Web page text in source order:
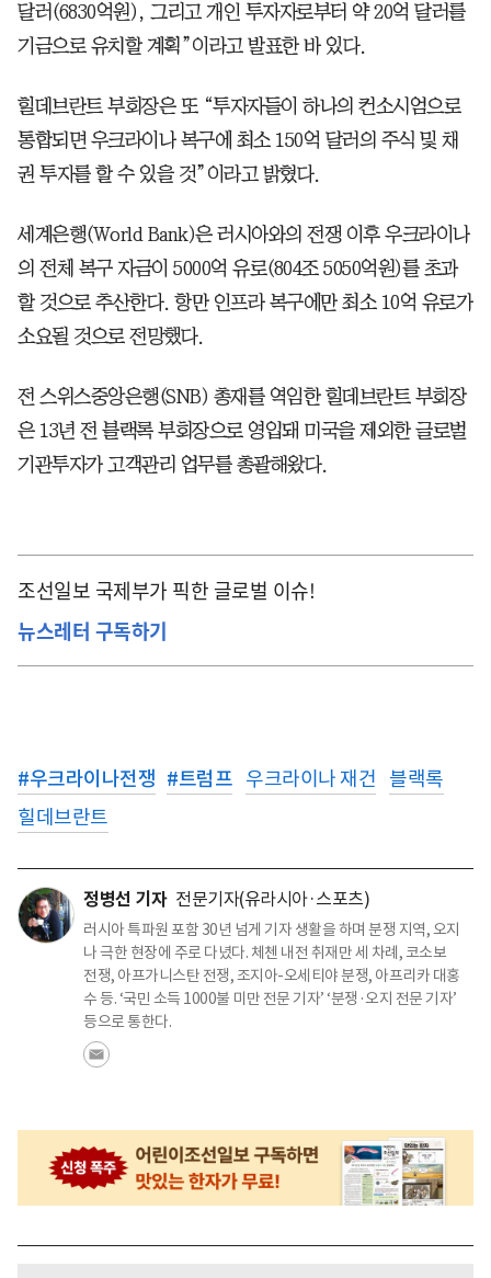
달러(6830억원), 그리고 개인 투자자로부터 약 20억 달러를
기금으로 유치할 계획”이라고 발표한 바 있다.
힐데브란트 부회장은 또 “투자자들이 하나의 컨소시엄으로
통합되면 우크라이나 복구에 최소 150억 달러의 주식 및 채
권 투자를 할 수 있을 것”이라고 밝혔다.
세계은행(World Bank)은 러시아와의 전쟁 이후 우크라이나
의 전체 복구 자금이 5000억 유로(804조 5050억원)를 초과
할 것으로 추산한다. 항만 인프라 복구에만 최소 10억 유로가
소요될 것으로 전망했다.
전 스위스중앙은행(SNB) 총재를 역임한 힐데브란트 부회장
은 13년 전 블랙록 부회장으로 영입돼 미국을 제외한 글로벌
기관투자가 고객관리 업무를 총괄해왔다.
조선일보 국제부가 픽한 글로벌 이슈!
뉴스레터 구독하기
#우크라이나전쟁 #트럼프 우크라이나 재건
블랙록
힐데브란트
정병선 기자 전문기자(유라시아·스포츠)
러시아 특파원 포함 30년 넘게 기자 생활을 하며 분쟁 지역, 오지
나 극한 현장에 주로 다녔다. 체첸 내전 취재만 세 차례, 코소보
전쟁, 아프가니스탄 전쟁, 조지아-오세티야 분쟁, 아프리카 대홍
수 등. ‘국민 소득 1000불 미만 전문 기자’ ‘분쟁·오지 전문 기자’
등으로 통한다.